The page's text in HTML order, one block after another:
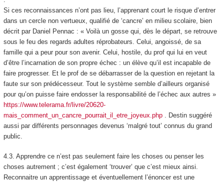
Si ces reconnaissances n’ont pas lieu, l’apprenant court le risque d’entrer
dans un cercle non vertueux, qualifié de ‘cancre’ en milieu scolaire, bien
décrit par Daniel Pennac : « Voilà un gosse qui, dès le départ, se retrouve
sous le feu des regards adultes réprobateurs. Celui, angoissé, de sa
famille qui a peur pour son avenir. Celui, hostile, du prof qui lui en veut
d’être l’incarnation de son propre échec : un élève qu’il est incapable de
faire progresser. Et le prof de se débarrasser de la question en rejetant la
faute sur son prédécesseur. Tout le système semble d’ailleurs organisé
pour qu’on puisse faire endosser la responsabilité de l’échec aux autres »
https://www.telerama.fr/livre/20620-
mais_comment_un_cancre_pourrait_il_etre_joyeux.php. Destin suggéré
aussi par différents personnages devenus ‘malgré tout’ connus du grand
public.
4.3. Apprendre ce n’est pas seulement faire les choses ou penser les
choses autrement ; c’est également ‘trouver’ que c’est mieux ainsi.
Reconnaitre un apprentissage et éventuellement l’énoncer est une